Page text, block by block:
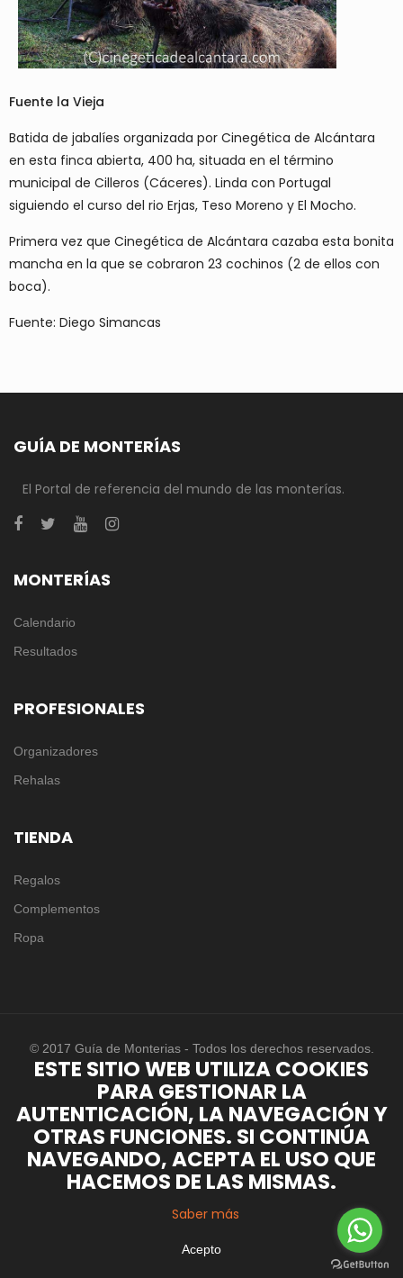
Fuente la Vieja
Batida de jabalíes organizada por Cinegética de Alcántara
en esta finca abierta, 400 ha, situada en el término
municipal de Cilleros (Cáceres). Linda con Portugal
siguiendo el curso del rio Erjas, Teso Moreno y El Mocho.
Primera vez que Cinegética de Alcántara cazaba esta bonita
mancha en la que se cobraron 23 cochinos (2 de ellos con
boca).
Fuente: Diego Simancas
GUÍA DE MONTERÍAS
El Portal de referencia del mundo de las monterías.
MONTERÍAS
Calendario
Resultados
PROFESIONALES
Organizadores
Rehalas
TIENDA
Regalos
Complementos
Ropa
© 2017 Guía de Monterias - Todos los derechos reservados.
ESTE SITIO WEB UTILIZA COOKIES
PARA GESTIONAR LA
AUTENTICACIÓN, LA NAVEGACIÓN Y
OTRAS FUNCIONES. SI CONTINÚA
NAVEGANDO, ACEPTA EL USO QUE
HACEMOS DE LAS MISMAS.
Saber más
Acepto